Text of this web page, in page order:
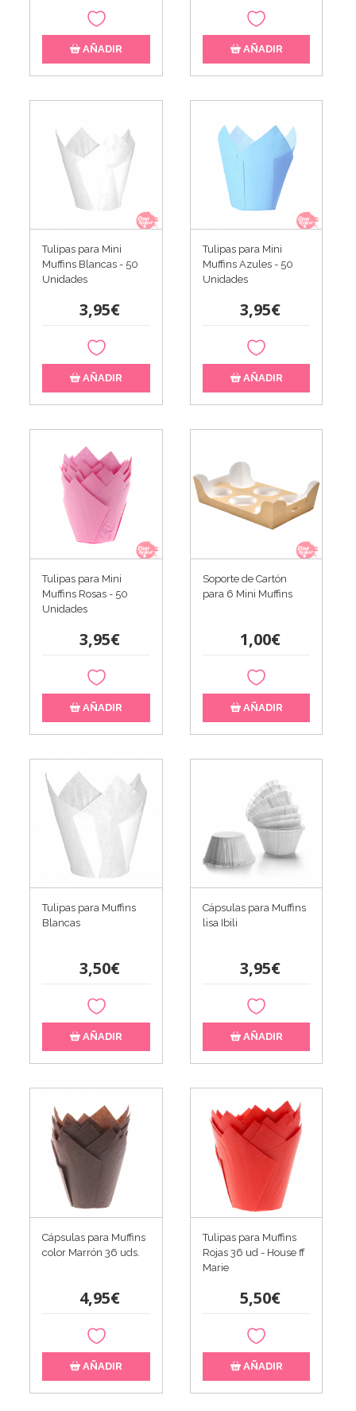
AÑADIR AÑADIR
Tulipas para Mini
Muffins Blancas - 50
Unidades
3,95€
AÑADIR
Tulipas para Mini
Muffins Azules - 50
Unidades
3,95€
AÑADIR
Tulipas para Mini
Muffins Rosas - 50
Unidades
3,95€
AÑADIR
Soporte de Cartón
para 6 Mini Muffins
1,00€
AÑADIR
Tulipas para Muffins
Blancas
3,50€
AÑADIR
Cápsulas para Muffins
lisa Ibili
3,95€
AÑADIR
Cápsulas para Muffins
color Marrón 36 uds.
4,95€
AÑADIR
Tulipas para Muffins
Rojas 36 ud - House ff
Marie
5,50€
AÑADIR